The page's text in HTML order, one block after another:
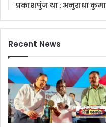
प्रकाशपुंज था : अनुराधा
Recent News